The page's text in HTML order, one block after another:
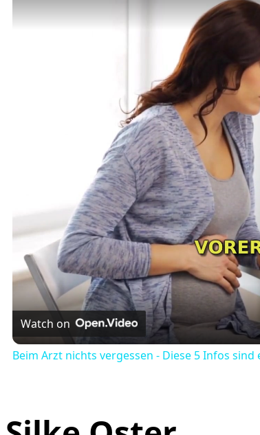
Watch on
Beim Arzt nichts vergessen - Diese 5 Infos sind